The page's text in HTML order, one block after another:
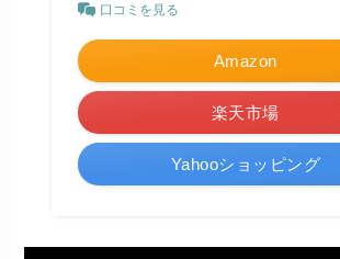
口コミを見る
Amazon
楽天市場
Yahooショッピング